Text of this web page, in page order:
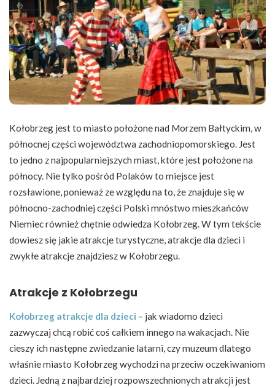
Kołobrzeg jest to miasto położone nad Morzem Bałtyckim, w
północnej części województwa zachodniopomorskiego. Jest
to jedno z najpopularniejszych miast, które jest położone na
północy. Nie tylko pośród Polaków to miejsce jest
rozsławione, ponieważ ze względu na to, że znajduje się w
północno-zachodniej części Polski mnóstwo mieszkańców
Niemiec również chętnie odwiedza Kołobrzeg. W tym tekście
dowiesz się jakie atrakcje turystyczne, atrakcje dla dzieci i
zwykłe atrakcje znajdziesz w Kołobrzegu.
Atrakcje z Kołobrzegu
Kołobrzeg atrakcje dla dzieci – jak wiadomo dzieci
zazwyczaj chcą robić coś całkiem innego na wakacjach. Nie
cieszy ich następne zwiedzanie latarni, czy muzeum dlatego
właśnie miasto Kołobrzeg wychodzi na przeciw oczekiwaniom
dzieci. Jedną z najbardziej rozpowszechnionych atrakcji jest